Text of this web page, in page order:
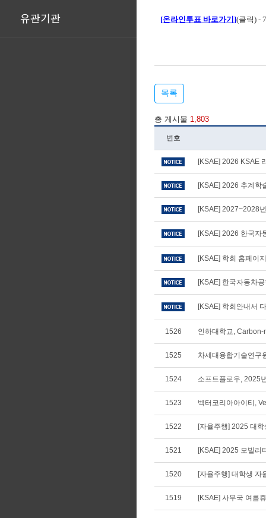
유관기관 [온라인투표 바로가기 ](클릭) -
목록
총 게시물 1,803
번호
[KSAE] 2026 KSAE
[KSAE] 2026 추계학
[KSAE] 2027~2028
[KSAE] 2026 한국자
[KSAE] 학회 홈페이
[KSAE] 한국자동차
[KSAE] 학회안내서
1526 인하대학교,
1525 차세대융합기술연구
1524 소프트플로우, 2025
1523 벡터코리아아이티,
1522 [자율주행] 2025 대
1521 [KSAE] 2025 모빌리
1520 [자율주행] 대학생 자
1519 [KSAE] 사무국 여름